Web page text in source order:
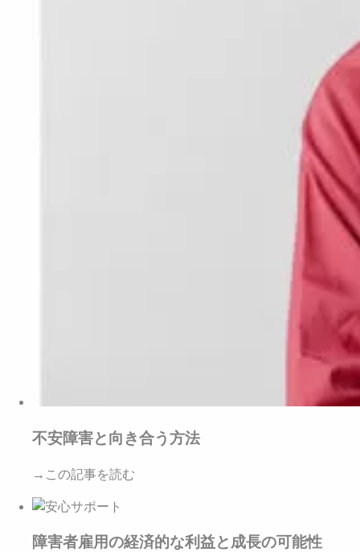
不安障害と向き合う方法
→この記事を読む
障害者雇用の経済的な利益と成長の可能性